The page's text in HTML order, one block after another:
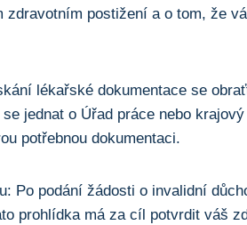
zdravotním postižení a o tom, že
lékařské dokumentace se
jednat o Úřad práce nebo‌
potřebnou dokumentaci.
Po podání ⁤žádosti o invalidní
prohlídka má za​ cíl potvrdit váš